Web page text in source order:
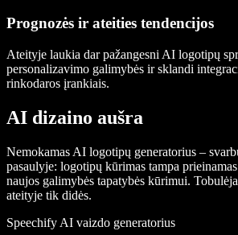
Prognozės ir ateities tendencijos
Ateityje laukia dar pažangesni AI logotipų
personalizavimo galimybės ir sklandi
rinkodaros įrankiais.
AI dizaino aušra
Nemokamas AI logotipų generatorius –
pasaulyje: logotipų kūrimas tampa
naujos galimybės tapatybės kūrimui.
ateityje tik didės.
Speechify AI vaizdo generatorius